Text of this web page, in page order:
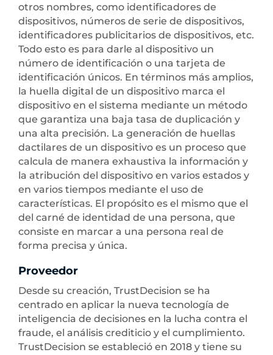
otros nombres, como identificadores de
dispositivos, números de serie de dispositivos,
identificadores publicitarios de dispositivos, etc.
Todo esto es para darle al dispositivo un
número de identificación o una tarjeta de
identificación únicos. En términos más amplios,
la huella digital de un dispositivo marca el
dispositivo en el sistema mediante un método
que garantiza una baja tasa de duplicación y
una alta precisión. La generación de huellas
dactilares de un dispositivo es un proceso que
calcula de manera exhaustiva la información y
la atribución del dispositivo en varios estados y
en varios tiempos mediante el uso de
características. El propósito es el mismo que el
del carné de identidad de una persona, que
consiste en marcar a una persona real de
forma precisa y única.
Proveedor
Desde su creación, TrustDecision se ha
centrado en aplicar la nueva tecnología de
inteligencia de decisiones en la lucha contra el
fraude, el análisis crediticio y el cumplimiento.
TrustDecision se estableció en 2018 y tiene su